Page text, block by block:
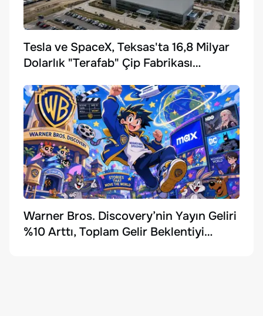
Tesla ve SpaceX, Teksas'ta 16,8 Milyar
Dolarlık "Terafab" Çip Fabrikası
Warner Bros. Discovery’nin Yayın Geliri
%10 Arttı, Toplam Gelir Beklentiyi